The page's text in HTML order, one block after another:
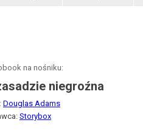
na nośniku:
niegroźna
Douglas Adams
Storybox